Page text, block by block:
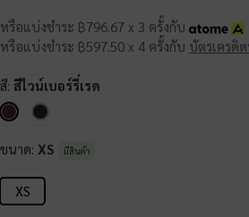
หรือแบ่งชำระ ฿796.67 x 3 ครั้งกับ
หรือแบ่งชำระ ฿597.50 x 4 ครั้งกับ บัตรเครดิ
สี: สีไวน์เบอร์รี่เรด
ขนาด: XS มีสินค้า
XS